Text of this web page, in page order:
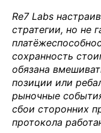
Re7 Labs
стратегии, но не
сохранность
обязана
позиции или
рыночные
сбои сторонних
протокола